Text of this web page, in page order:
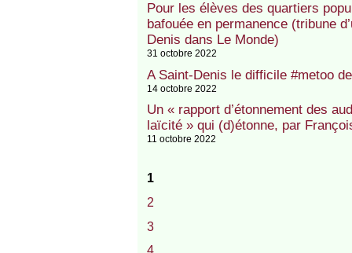
Pour les élèves des quartiers
bafouée en permanence (tribune
Denis dans Le Monde)
31 octobre 2022
A Saint-Denis le difficile #metoo
14 octobre 2022
Un « rapport d’étonnement des
laïcité » qui (d)étonne, par
11 octobre 2022
1
2
3
4